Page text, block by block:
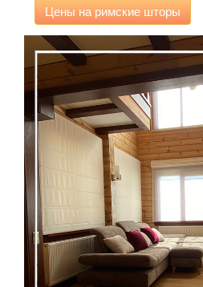
Цены на римские шторы